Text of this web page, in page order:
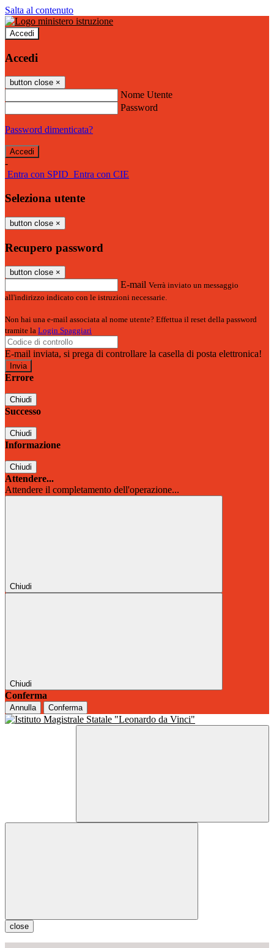
Salta al contenuto
Accedi
Accedi
button close ×
Nome Utente
Password
Password dimenticata?
-
Entra con SPID Entra con CIE
Seleziona utente
button close ×
Recupero password
button close ×
E-mail Verrà inviato un messaggio
all'indirizzo indicato con le istruzioni necessarie.
Non hai una e-mail associata al nome utente? Effettua il reset della password
tramite la Login Spaggiari
E-mail inviata, si prega di controllare la casella di posta elettronica!
Errore
Chiudi
Successo
Chiudi
Informazione
Chiudi
Attendere...
Attendere il completamento dell'operazione...
Chiudi
Chiudi
Conferma
Annulla Conferma
close